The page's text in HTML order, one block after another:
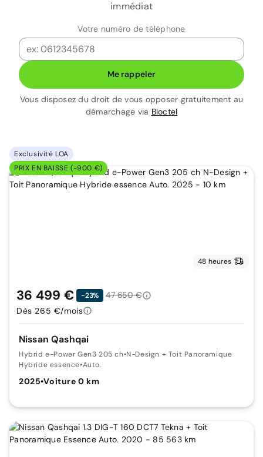
immédiat
Votre numéro de téléphone
Me rappeler
Vous disposez du droit de vous opposer gratuitement au
démarchage via Bloctel
Exclusivité LOA
PRIX EN BAISSE (-900 €)
48 heures
Nissan Qashqai
Hybrid e-Power Gen3 205 ch•N-Design + Toit Panoramique
Hybride essence•Auto.
2025•Voiture 0 km
36 499 € -23%
47 650 €
Dès 265 €/mois